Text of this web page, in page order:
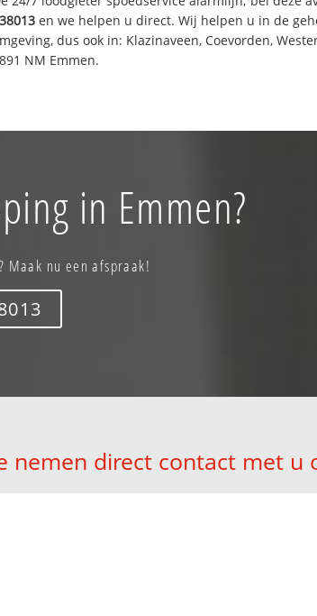
en we helpen u direct. Wij helpen u in de
dus ook in: Klazinaveen, Coevorden,
NM Emmen.
in Emmen?
Maak nu een afspraak!
nemen direct contact met u